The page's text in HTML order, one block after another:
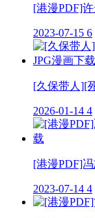
[港漫PDF]
2023-07-15 6
[久保带人][
2026-01-14 4
[港漫PDF]
2023-07-14 4